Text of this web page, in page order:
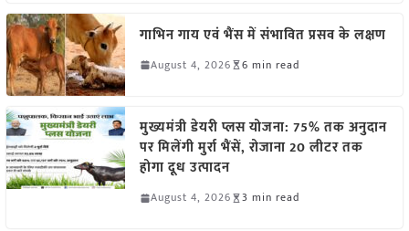
गाभिन गाय एवं भैंस में संभावित प्रसव के लक्षण
August 4, 2026 6 min read
मुख्यमंत्री डेयरी प्लस योजना: 75% तक अनुदान
पर मिलेंगी मुर्रा भैंसें, रोजाना 20 लीटर तक
होगा दूध उत्पादन
August 4, 2026 3 min read